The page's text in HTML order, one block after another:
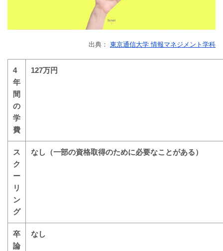
出典： 東京通信大学 情報マネジメント学科
4
年
間
の
学
費
127万円
ス
ク
ー
リ
ン
グ
なし（一部の資格取得のために必要なことがある）
卒
論
なし